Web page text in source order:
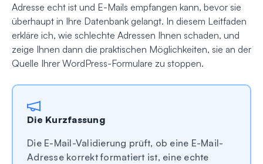
Adresse echt ist und E-Mails empfangen kann, bevor sie
überhaupt in Ihre Datenbank gelangt. In diesem Leitfaden
erkläre ich, wie schlechte Adressen Ihnen schaden, und
zeige Ihnen dann die praktischen Möglichkeiten, sie an der
Quelle Ihrer WordPress-Formulare zu stoppen.
Die Kurzfassung
Die E-Mail-Validierung prüft, ob eine E-Mail-
Adresse korrekt formatiert ist, eine echte